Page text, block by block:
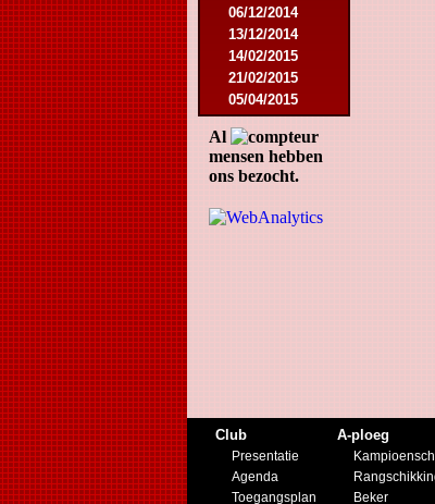
06/12/2014
13/12/2014
14/02/2015
21/02/2015
05/04/2015
23/05/2015
30/05/2015
12/08/2015
15/08/2015
22/08/2015
12/09/2015
03/09/2016
17/09/2016
10/01/2017
18/02/2017
Al
mensen hebben
ons bezocht.
Club
Presentatie
Agenda
Toegangsplan
A-ploeg
Beker